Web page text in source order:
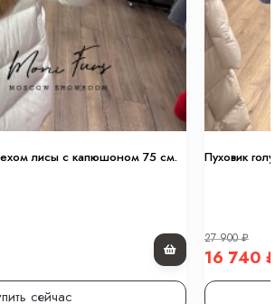
лисы с капюшоном 75 см.
сейчас
Пуховик
27 900₽
16 740